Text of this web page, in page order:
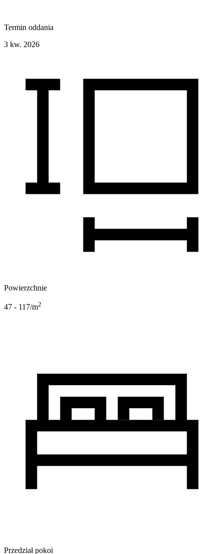
Termin oddania
3 kw. 2026
Powierzchnie
47 - 117/m2
Przedział pokoi